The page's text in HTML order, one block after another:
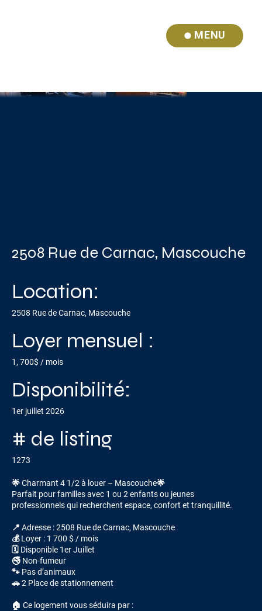
MENU
2508 Rue de Carnac, Mascouche
Location:
2508 Rue de Carnac, Mascouche
Loyer mensuel :
1, 700$ / mois
Disponibilité:
1er juillet 2026
# de listing
1273
🌟 Charmant 4 1/2 à louer – Mascouche🌟
Parfait pour familles avec 1 ou 2 enfants ou jeunes
professionnels qui recherchent espace, confort et tranquillité.
📍 Adresse : 2508 Rue de Carnac, Mascouche
💰 Loyer : 1 700 $ / mois
🗓 Disponible 1er Juillet
🚭 Non-fumeur
🐾 Pas d’animaux
🚗 2 Place de stationnement
🏠 Ce logement vous séduira par :